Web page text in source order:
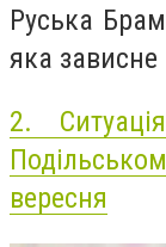
Руська
яка
2.
вересня